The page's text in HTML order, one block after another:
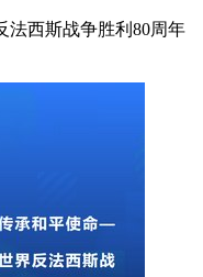
法西斯战争胜利80周年